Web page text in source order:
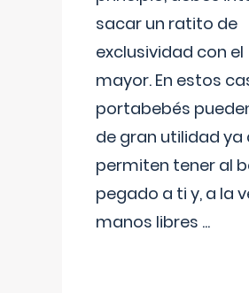
sacar un ratito de
exclusividad con el
mayor. En estos
portabebés
de gran utilidad ya
permiten tener al
pegado a ti y, a la
manos libres ...